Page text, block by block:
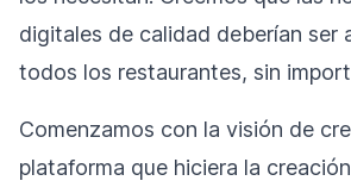
digitales de calidad deberían ser
todos los restaurantes, sin
Comenzamos con la visión de
plataforma que hiciera la